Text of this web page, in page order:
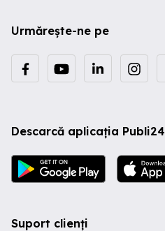
Urmărește-ne pe
Descarcă aplicația Publi24
Suport clienți